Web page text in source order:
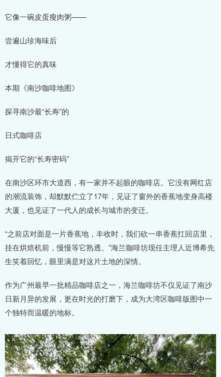
它像一碗皮蛋瘦肉粥——
尝遍山珍海味后
才懂得它的真味
本期《南沙咖啡地图》
探寻南沙最“长寿”的
日式咖啡店
揭开它的“长寿密码”
在南沙区环市大道西，有一家并不起眼的咖啡店。它没有网红店
的潮流装饰，却默默伫立了17年，见证了窗外的香蕉地变身高楼
大厦，也见证了一代人的成长与城市的变迁。
“之前店对面是一片香蕉地，丰收时，我们砍一串香蕉扛回店里，
挂在烘焙机前，慢慢等它熟透。”海兰咖啡坊现任主理人近博希先
生笑着回忆，眼里满是对这片土地的深情。
作为广州最早一批精品咖啡店之一，海兰咖啡坊不仅见证了南沙
日新月异的发展，更在时光的打磨下，成为大湾区咖啡版图中一
个独特而温暖的地标。